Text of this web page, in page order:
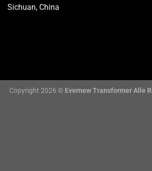
Sichuan, China
Copyright 2026 © Evernew Transformer Alle